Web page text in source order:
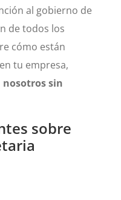
al gobierno de
de todos los
cómo están
tu empresa,
nosotros sin
sobre